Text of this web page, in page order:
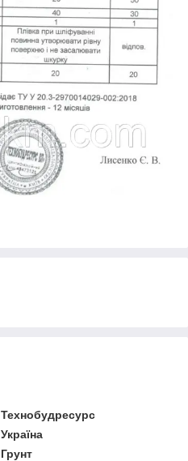
Технобудресурс
Україна
Грунт